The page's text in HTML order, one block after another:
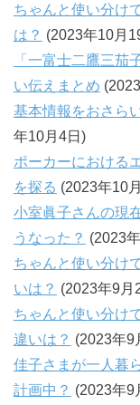
ちゃんと使い分け
は？ (2023年10月
「一富士二鷹三茄
い伝えまとめ
基本情報をおさら
年10月4日)
ポーカーにおける
を探る (2023年10
小室眞子さんの現
うなった？ (2023
ちゃんと使い分け
いは？ (2023年9月
ちゃんと使い分け
違いは？ (2023年9
佳子さまが一人暮
計画中？ (2023年9